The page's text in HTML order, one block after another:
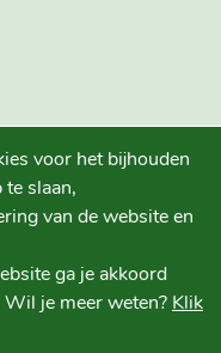
van
voor het bijhouden
slaan,
van de website en
ga je akkoord
Wil je meer weten? Klik